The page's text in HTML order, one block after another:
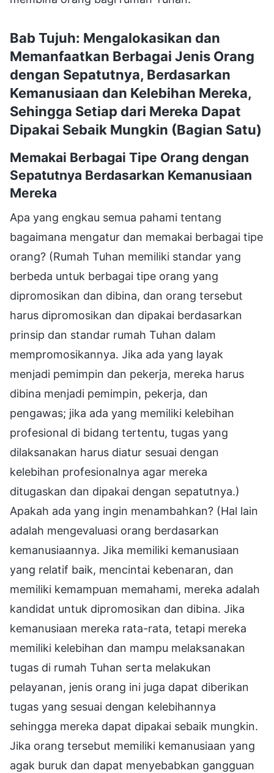
Bab Tujuh: Mengalokasikan dan
Memanfaatkan Berbagai Jenis Orang
dengan Sepatutnya, Berdasarkan
Kemanusiaan dan Kelebihan Mereka,
Sehingga Setiap dari Mereka Dapat
Dipakai Sebaik Mungkin (Bagian Satu)
Memakai Berbagai Tipe Orang dengan
Sepatutnya Berdasarkan Kemanusiaan
Mereka
Apa yang engkau semua pahami tentang
bagaimana mengatur dan memakai berbagai tipe
orang? (Rumah Tuhan memiliki standar yang
berbeda untuk berbagai tipe orang yang
dipromosikan dan dibina, dan orang tersebut
harus dipromosikan dan dipakai berdasarkan
prinsip dan standar rumah Tuhan dalam
mempromosikannya. Jika ada yang layak
menjadi pemimpin dan pekerja, mereka harus
dibina menjadi pemimpin, pekerja, dan
pengawas; jika ada yang memiliki kelebihan
profesional di bidang tertentu, tugas yang
dilaksanakan harus diatur sesuai dengan
kelebihan profesionalnya agar mereka
ditugaskan dan dipakai dengan sepatutnya.)
Apakah ada yang ingin menambahkan? (Hal lain
adalah mengevaluasi orang berdasarkan
kemanusiaannya. Jika memiliki kemanusiaan
yang relatif baik, mencintai kebenaran, dan
memiliki kemampuan memahami, mereka adalah
kandidat untuk dipromosikan dan dibina. Jika
kemanusiaan mereka rata-rata, tetapi mereka
memiliki kelebihan dan mampu melaksanakan
tugas di rumah Tuhan serta melakukan
pelayanan, jenis orang ini juga dapat diberikan
tugas yang sesuai dengan kelebihannya
sehingga mereka dapat dipakai sebaik mungkin.
Jika orang tersebut memiliki kemanusiaan yang
agak buruk dan dapat menyebabkan gangguan